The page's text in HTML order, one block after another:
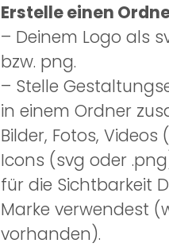
Erstelle einen
– Deinem Logo als
bzw. png.
– Stelle
in einem Ordner
Bilder, Fotos, Videos
Icons (svg oder
für die Sichtbarkeit
Marke verwendest
vorhanden).